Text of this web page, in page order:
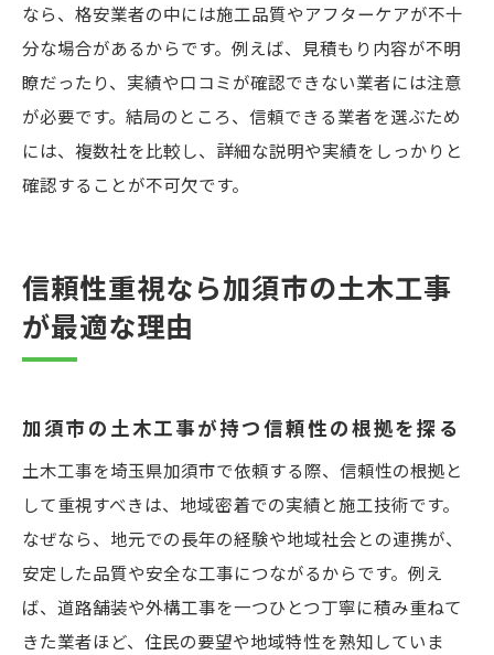
なら、格安業者の中には施工品質やアフターケアが不十
分な場合があるからです。例えば、見積もり内容が不明
瞭だったり、実績や口コミが確認できない業者には注意
が必要です。結局のところ、信頼できる業者を選ぶため
には、複数社を比較し、詳細な説明や実績をしっかりと
確認することが不可欠です。
信頼性重視なら加須市の土木工事
が最適な理由
加須市の土木工事が持つ信頼性の根拠を探る
土木工事を埼玉県加須市で依頼する際、信頼性の根拠と
して重視すべきは、地域密着での実績と施工技術です。
なぜなら、地元での長年の経験や地域社会との連携が、
安定した品質や安全な工事につながるからです。例え
ば、道路舗装や外構工事を一つひとつ丁寧に積み重ねて
きた業者ほど、住民の要望や地域特性を熟知していま